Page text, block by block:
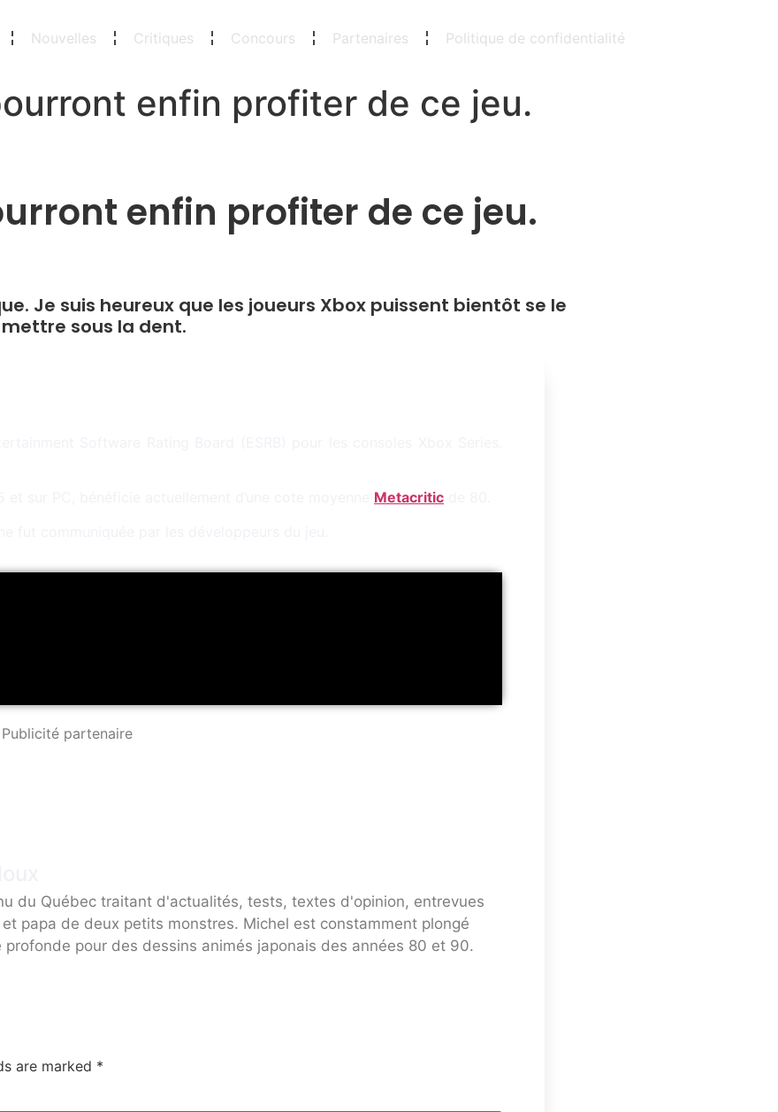
Nouvelles Critiques Concours Partenaires Politique de confidentialité
enfin profiter de ce jeu.
enfin profiter de ce jeu.
Je suis heureux que les joueurs Xbox puissent bientôt se le
mettre sous la dent.
Metacritic
Publicité partenaire
du Québec traitant d'actualités, tests, textes d'opinion, entrevues
papa de deux petits monstres. Michel est constamment plongé
profonde pour des dessins animés japonais des années 80 et 90.
are marked *